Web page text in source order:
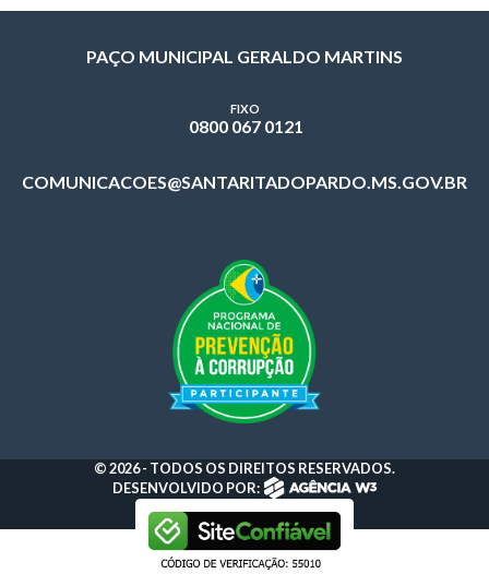
PAÇO MUNICIPAL GERALDO MARTINS
FIXO
0800 067 0121
COMUNICACOES@SANTARITADOPARDO.MS.GOV.BR
© 2026 - TODOS OS DIREITOS RESERVADOS.
DESENVOLVIDO POR: